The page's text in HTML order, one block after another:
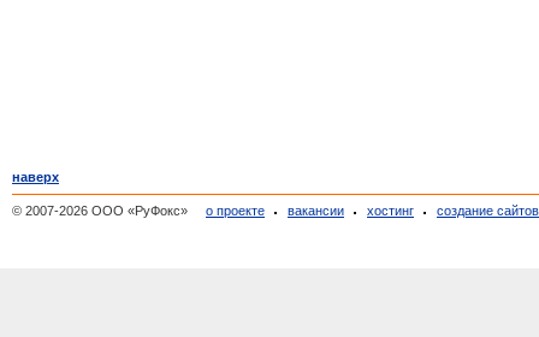
наверх
© 2007-2026 ООО «РуФокс» о проекте вакансии хостинг создание сайтов